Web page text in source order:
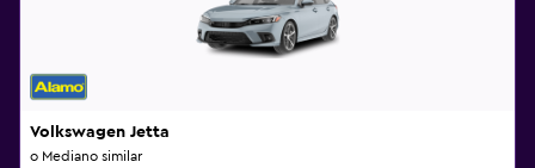
Volkswagen Jetta
o Mediano similar